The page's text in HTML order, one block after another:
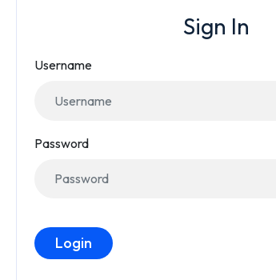
Sign In
Username
Password
Login